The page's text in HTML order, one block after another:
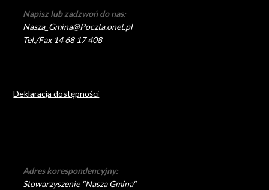
Napisz lub zadzwoń do nas:
Nasza_Gmina@Poczta.onet.pl
Tel./Fax 14 68 17 408
Deklaracja dostępności
Adres korespondencyjny:
Stowarzyszenie "Nasza Gmina"